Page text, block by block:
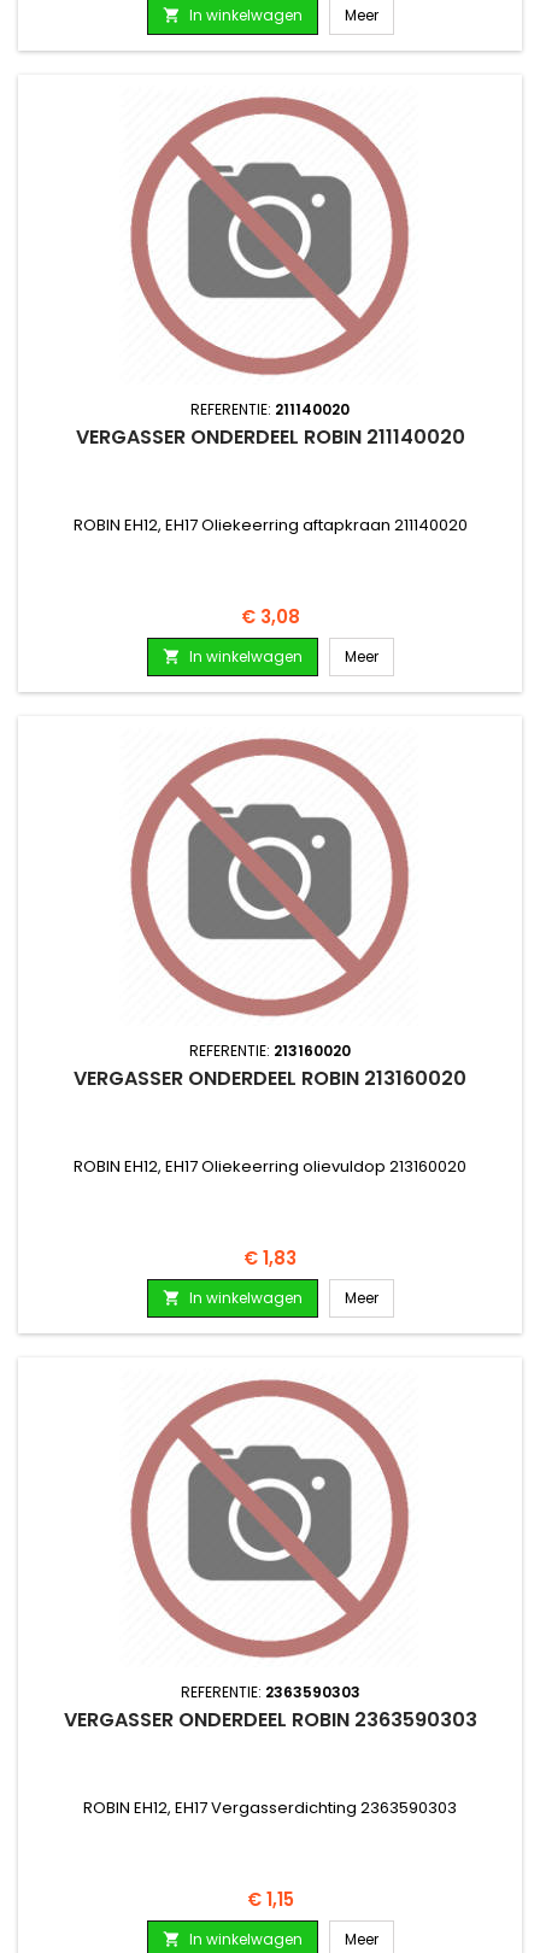
 In winkelwagen Meer
REFERENTIE: 211140020
VERGASSER ONDERDEEL ROBIN 211140020
ROBIN EH12, EH17 Oliekeerring aftapkraan 211140020
Prijs
€ 3,08
 In winkelwagen Meer
REFERENTIE: 213160020
VERGASSER ONDERDEEL ROBIN 213160020
ROBIN EH12, EH17 Oliekeerring olievuldop 213160020
Prijs
€ 1,83
 In winkelwagen Meer
REFERENTIE: 2363590303
VERGASSER ONDERDEEL ROBIN 2363590303
ROBIN EH12, EH17 Vergasserdichting 2363590303
Prijs
€ 1,15
 In winkelwagen Meer